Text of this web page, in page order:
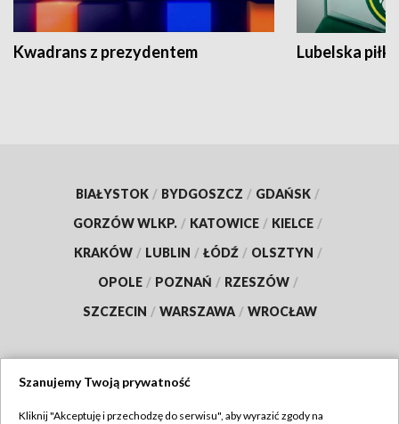
Kwadrans z prezydentem Lubelska piłka
BIAŁYSTOK / BYDGOSZCZ / GDAŃSK /
GORZÓW WLKP. / KATOWICE / KIELCE /
KRAKÓW / LUBLIN / ŁÓDŹ / OLSZTYN /
OPOLE / POZNAŃ / RZESZÓW /
SZCZECIN / WARSZAWA / WROCŁAW
Szanujemy Twoją prywatność
Kliknij "Akceptuję i przechodzę do serwisu", aby wyrazić zgody na